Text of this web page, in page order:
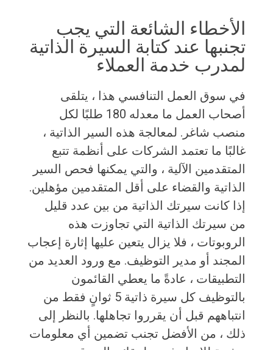
الأخطاء الشائعة التي يجب
تجنبها عند كتابة السيرة الذاتية
لمدرب خدمة العملاء
في سوق العمل التنافسي هذا ، يتلقى
أصحاب العمل ما معدله 180 طلبًا لكل
منصب شاغر. لمعالجة هذه السير الذاتية ،
غالبًا ما تعتمد الشركات على أنظمة تتبع
المتقدمين الآلية ، والتي يمكنها فحص السير
الذاتية والقضاء على أقل المتقدمين مؤهلين.
إذا كانت سيرتك الذاتية من بين عدد قليل
من سيرتك الذاتية التي تجاوزت هذه
الروبوتات ، فلا يزال يتعين عليها إثارة إعجاب
المجند أو مدير التوظيف. مع ورود العديد من
التطبيقات ، عادةً ما يعطي القائمون
بالتوظيف كل سيرة ذاتية 5 ثوانٍ فقط من
انتباههم قبل أن يقرروا تجاهلها. بالنظر إلى
ذلك ، من الأفضل تجنب تضمين أي معلومات